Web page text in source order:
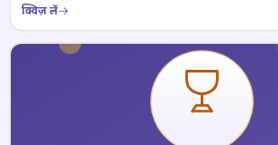
क्विज़ लें